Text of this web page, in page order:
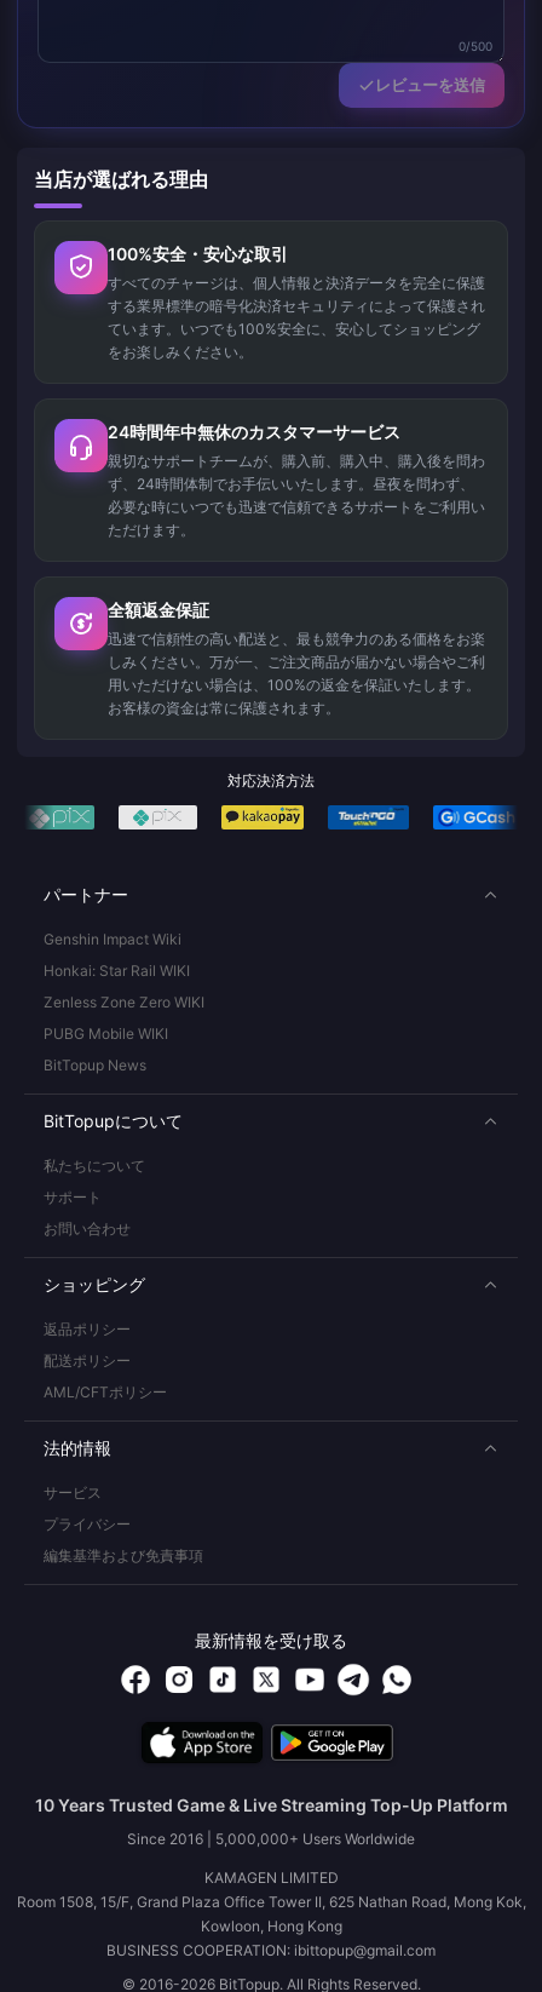
0/500
レビューを送信
当店が選ばれる理由
100%安全・安心な取引
すべてのチャージは、個人情報と決済データを完全に保護
する業界標準の暗号化決済セキュリティによって保護され
ています。いつでも100%安全に、安心してショッピング
をお楽しみください。
24時間年中無休のカスタマーサービス
親切なサポートチームが、購入前、購入中、購入後を問わ
ず、24時間体制でお手伝いいたします。昼夜を問わず、
必要な時にいつでも迅速で信頼できるサポートをご利用い
ただけます。
全額返金保証
迅速で信頼性の高い配送と、最も競争力のある価格をお楽
しみください。万が一、ご注文商品が届かない場合やご利
用いただけない場合は、100%の返金を保証いたします。
お客様の資金は常に保護されます。
対応決済方法
パートナー
Genshin Impact Wiki
Honkai: Star Rail WIKI
Zenless Zone Zero WIKI
PUBG Mobile WIKI
BitTopup News
BitTopupについて
私たちについて
サポート
お問い合わせ
ショッピング
返品ポリシー
配送ポリシー
AML/CFTポリシー
法的情報
サービス
プライバシー
編集基準および免責事項
最新情報を受け取る
10 Years Trusted Game & Live Streaming Top-Up Platform
Since 2016 | 5,000,000+ Users Worldwide
KAMAGEN LIMITED
Room 1508, 15/F, Grand Plaza Office Tower II, 625 Nathan Road, Mong Kok,
Kowloon, Hong Kong
BUSINESS COOPERATION: ibittopup@gmail.com
© 2016-2026 BitTopup. All Rights Reserved.